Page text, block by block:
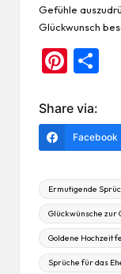
Gefühle
Glückwunsch
Pi
er
es
t
Share via:
Facebook
Tags:
Ermutigende
Glückwünsche zur
Goldene Hochzeit
Sprüche für das